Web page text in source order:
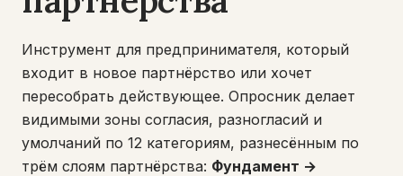
Инструмент для предпринимателя, который
входит в новое партнёрство или хочет
пересобрать действующее. Опросник делает
видимыми зоны согласия, разногласий и
умолчаний по 12 категориям, разнесённым по
трём слоям партнёрства: Фундамент →